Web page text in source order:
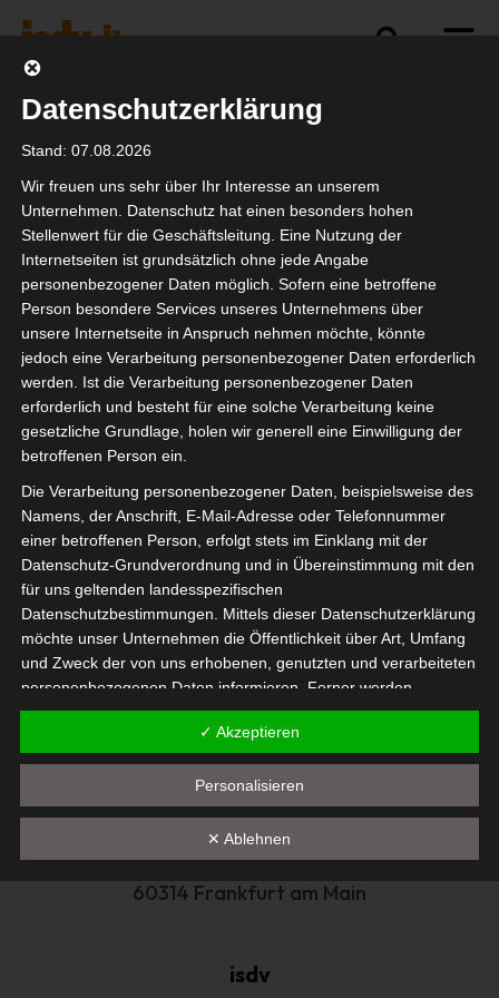
Die Veranstaltungen des isdv
e.V. werden von der ISDV GmbH
organisiert und durchgeführt.
Newsletter
Trage hier Deine Email-Adresse ein, um
den isdv-Newsletter zu erhalten:
Ich bestätige dieDatenschutzbestimmung
Newsletter abonnieren
Alternative:
Hanauer Landstr. 328-330
60314 Frankfurt am Main
isdv
Datenschutzerklärung
Stand: 07.08.2026
Wir freuen uns sehr über Ihr Interesse an unserem
Unternehmen. Datenschutz hat einen besonders hohen
Stellenwert für die Geschäftsleitung. Eine Nutzung der
Internetseiten ist grundsätzlich ohne jede Angabe
personenbezogener Daten möglich. Sofern eine betroffene
Person besondere Services unseres Unternehmens über
unsere Internetseite in Anspruch nehmen möchte, könnte
jedoch eine Verarbeitung personenbezogener Daten erforderlich
werden. Ist die Verarbeitung personenbezogener Daten
erforderlich und besteht für eine solche Verarbeitung keine
gesetzliche Grundlage, holen wir generell eine Einwilligung der
betroffenen Person ein.
Die Verarbeitung personenbezogener Daten, beispielsweise des
Namens, der Anschrift, E-Mail-Adresse oder Telefonnummer
einer betroffenen Person, erfolgt stets im Einklang mit der
Datenschutz-Grundverordnung und in Übereinstimmung mit den
für uns geltenden landesspezifischen
Datenschutzbestimmungen. Mittels dieser Datenschutzerklärung
möchte unser Unternehmen die Öffentlichkeit über Art, Umfang
und Zweck der von uns erhobenen, genutzten und verarbeiteten
personenbezogenen Daten informieren. Ferner werden
betroffene Personen mittels dieser Datenschutzerklärung über
die ihnen zustehenden Rechte aufgeklärt.
technische und organisatorische Maßnahmen umgesetzt, um
einen möglichst lückenlosen Schutz der über diese Internetseite
verarbeiteten personenbezogenen Daten sicherzustellen.
grundsätzlich Sicherheitslücken aufweisen, sodass ein absoluter
Daten auch auf alternativen Wegen, beispielsweise telefonisch,
✓ Akzeptieren
Personalisieren
✕ Ablehnen